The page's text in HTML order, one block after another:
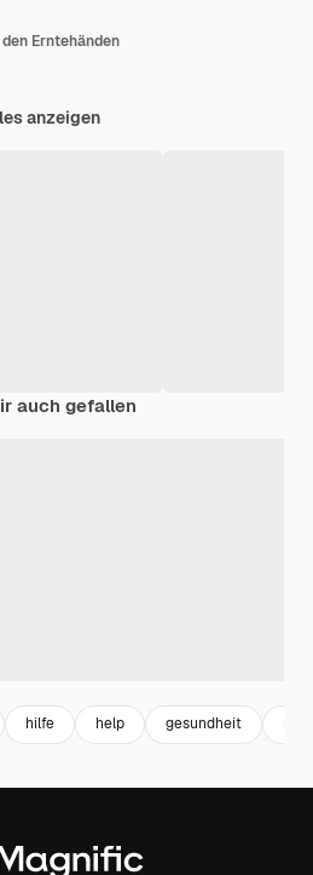
Erntehänden
anzeigen
auch gefallen
hilfe help gesundheit